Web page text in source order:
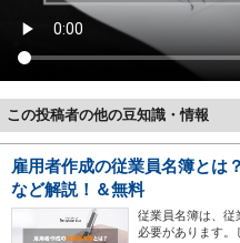
この投稿者の他の豆知識・情報
雇用者作成の従業員名簿とは
など解説！＆無料
従業員名簿は、従
必要があります。